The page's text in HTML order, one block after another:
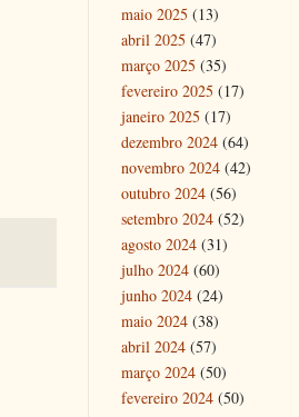
maio 2025 (13)
abril 2025 (47)
março 2025 (35)
fevereiro 2025 (17)
janeiro 2025 (17)
dezembro 2024 (64)
novembro 2024 (42)
outubro 2024 (56)
setembro 2024 (52)
agosto 2024 (31)
julho 2024 (60)
junho 2024 (24)
maio 2024 (38)
abril 2024 (57)
março 2024 (50)
fevereiro 2024 (50)